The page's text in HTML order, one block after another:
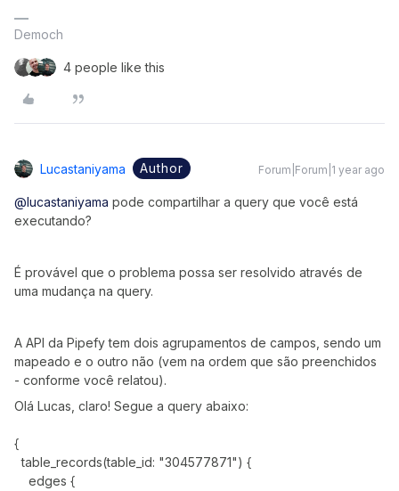
Democh
4 people like this
Lucastaniyama Author Forum|Forum|1 year ago
@lucastaniyama pode compartilhar a query que você está
executando?
É provável que o problema possa ser resolvido através de
uma mudança na query.
A API da Pipefy tem dois agrupamentos de campos, sendo um
mapeado e o outro não (vem na ordem que são preenchidos
- conforme você relatou).
Olá Lucas, claro! Segue a query abaixo:
{
table_records(table_id: "304577871") {
edges {